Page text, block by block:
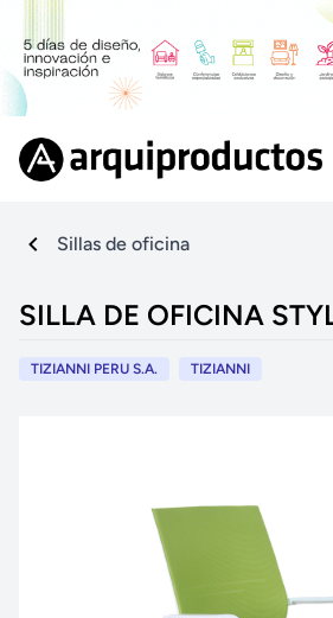
Sillas de oficina
SILLA DE OFICINA
TIZIANNI PERU S.A. TIZIANNI